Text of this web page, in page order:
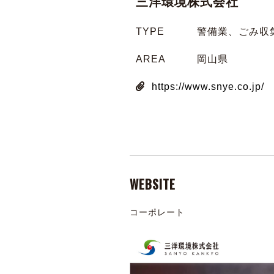
TYPE 警備業、ごみ収
AREA 岡山県
https://www.snye.co.jp/
WEBSITE
コーポレート